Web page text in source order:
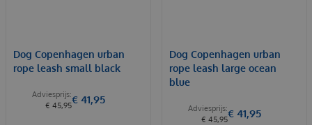
Dog Copenhagen urban
rope leash small black
€ 45,95€ 41,95
Dog Copenhagen urban
rope leash large ocean
blue
€ 45,95€ 41,95